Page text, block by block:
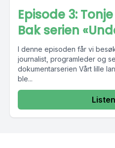
Episode 3:
Bak serien
I denne episoden får vi
journalist, programleder og
dokumentarserien Vårt lille
ble...
Listen